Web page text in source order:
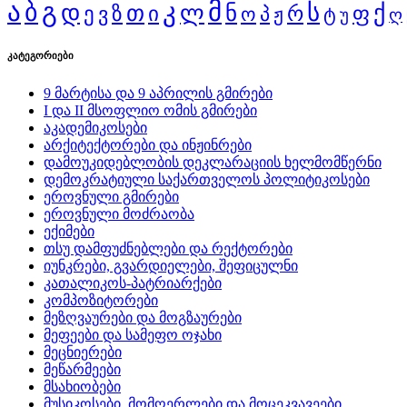
აბგ დ ე ვ ზ თ ი კ ლ მ ნ ო პ ჟ რს ტ უ ფ ქ ღ
კატეგორიები
9 მარტისა და 9 აპრილის გმირები
I და II მსოფლიო ომის გმირები
აკადემიკოსები
არქიტექტორები და ინჟინრები
დამოუკიდებლობის დეკლარაციის ხელმომწერნი
დემოკრატიული საქართველოს პოლიტიკოსები
ეროვნული გმირები
ეროვნული მოძრაობა
ექიმები
თსუ დამფუძნებლები და რექტორები
იუნკრები, გვარდიელები, შეფიცულნი
კათალიკოს-პატრიარქები
კომპოზიტორები
მეზღვაურები და მოგზაურები
მეფეები და სამეფო ოჯახი
მეცნიერები
მეწარმეები
მსახიობები
მუსიკოსები, მომღერლები და მოცეკვავეები